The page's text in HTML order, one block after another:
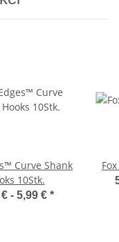
Curve Shank
10Stk.
- 5,99 € *